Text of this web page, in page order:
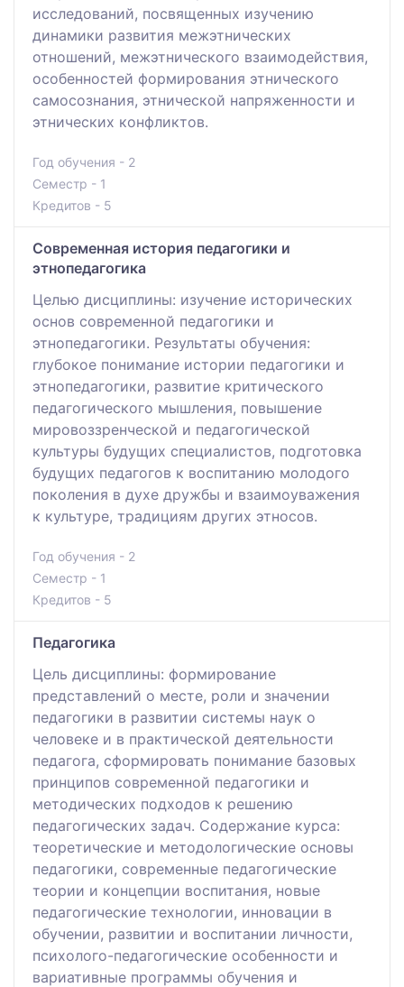
исследований, посвященных изучению
динамики развития межэтнических
отношений, межэтнического взаимодействия,
особенностей формирования этнического
самосознания, этнической напряженности и
этнических конфликтов.
Год обучения - 2
Семестр - 1
Кредитов - 5
Современная история педагогики и
этнопедагогика
Целью дисциплины: изучение исторических
основ современной педагогики и
этнопедагогики. Результаты обучения:
глубокое понимание истории педагогики и
этнопедагогики, развитие критического
педагогического мышления, повышение
мировоззренческой и педагогической
культуры будущих специалистов, подготовка
будущих педагогов к воспитанию молодого
поколения в духе дружбы и взаимоуважения
к культуре, традициям других этносов.
Год обучения - 2
Семестр - 1
Кредитов - 5
Педагогика
Цель дисциплины: формирование
представлений о месте, роли и значении
педагогики в развитии системы наук о
человеке и в практической деятельности
педагога, сформировать понимание базовых
принципов современной педагогики и
методических подходов к решению
педагогических задач. Содержание курса:
теоретические и методологические основы
педагогики, современные педагогические
теории и концепции воспитания, новые
педагогические технологии, инновации в
обучении, развитии и воспитании личности,
психолого-педагогические особенности и
вариативные программы обучения и